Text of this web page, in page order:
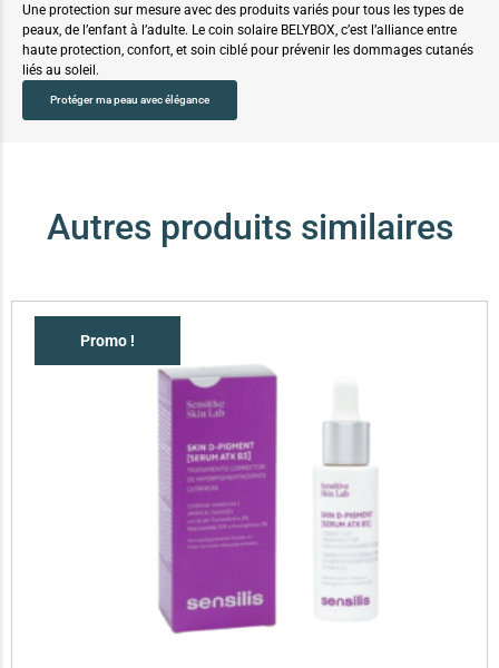
Une protection sur mesure avec des produits variés pour tous les types de
peaux, de l’enfant à l’adulte. Le coin solaire BELYBOX, c’est l’alliance entre
haute protection, confort, et soin ciblé pour prévenir les dommages cutanés
liés au soleil.
Protéger ma peau avec élégance
Autres produits similaires
Promo !